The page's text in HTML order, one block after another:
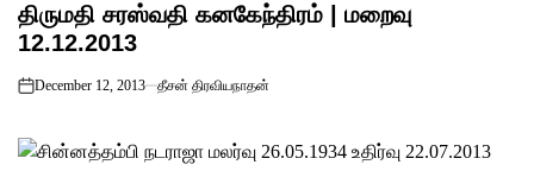
IN
திருமதி சரஸ்வதி கனகேந்திரம் | மறைவு
12.12.2013
on
December 12, 2013 தீசன் திரவியநாதன்